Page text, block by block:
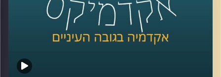
קרדיט תמונות:AudioVersity